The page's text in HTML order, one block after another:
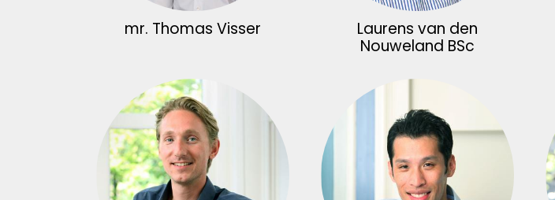
mr. Thomas Visser
Laurens van den
Nouweland BSc